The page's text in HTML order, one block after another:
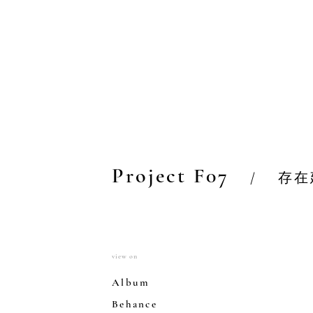
Project F07 / 存在
view on
Album
Behance